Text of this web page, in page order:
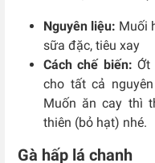
Nguyên liệu: Muối
sữa đặc, tiêu xay
Cách chế biến:Ớt
cho tất cả
Muốn ăn cay thì
thiên (bỏ hạt) nhé.
Gà hấp lá chanh